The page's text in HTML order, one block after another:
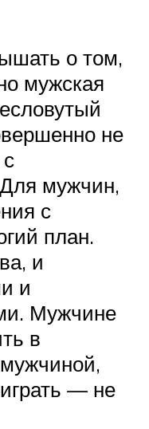
о том,
мужская
не
мужчин,
с
план.
и
и
Мужчине
в
— не